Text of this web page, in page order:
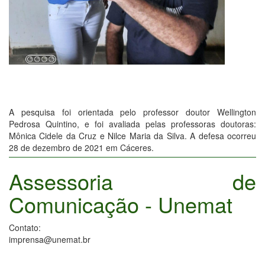
A pesquisa foi orientada pelo professor doutor Wellington
Pedrosa Quintino, e foi avaliada pelas professoras doutoras:
Mônica Cidele da Cruz e Nilce Maria da Silva. A defesa ocorreu
28 de dezembro de 2021 em Cáceres.
Assessoria de
Comunicação - Unemat
Contato:
imprensa@unemat.br